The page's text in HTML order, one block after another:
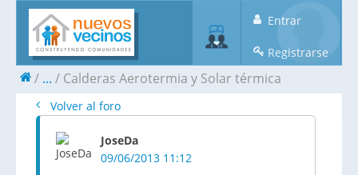
Entrar
Registrarse
... Calderas Aerotermia y Solar térmica
Volver al foro
JoseDa
09/06/2013 11:12